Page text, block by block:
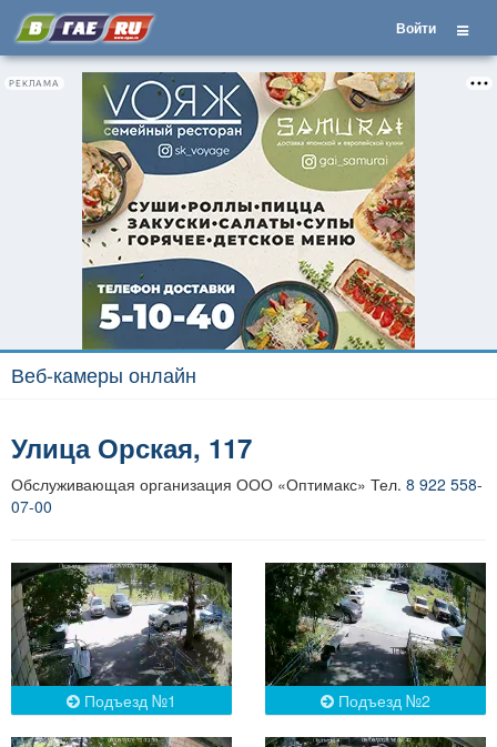
Войти
РЕКЛАМА
Веб-камеры онлайн
Улица Орская, 117
Обслуживающая организация ООО «Оптимакс» Тел. 8 922 558-
07-00
Подъезд №1 Подъезд №2